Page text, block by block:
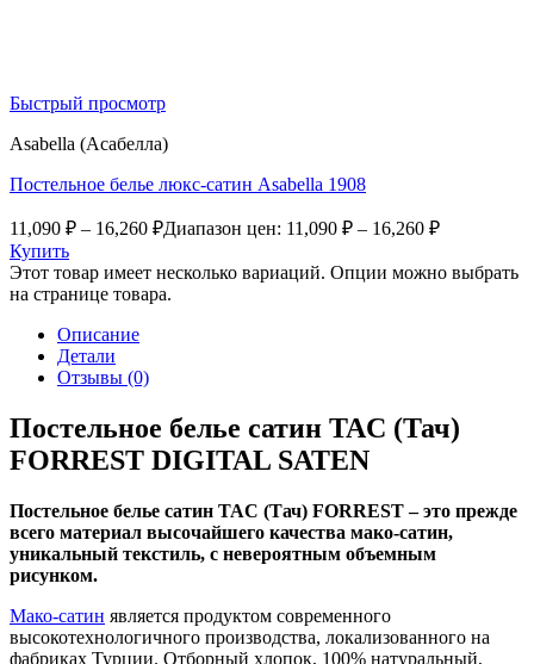
Быстрый просмотр
Asabella (Асабелла)
Постельное белье люкс-сатин Asabella 1908
11,090 ₽ – 16,260 ₽Диапазон цен: 11,090 ₽ – 16,260 ₽
Купить
Этот товар имеет несколько вариаций. Опции можно выбрать
на странице товара.
Описание
Детали
Отзывы (0)
Постельное белье сатин TAC (Тач)
FORREST DIGITAL SATEN
Постельное белье сатин TAC (Тач) FORREST – это прежде
всего материал высочайшего качества мако-сатин,
уникальный текстиль, с невероятным объемным
рисунком.
Мако-сатин является продуктом современного
высокотехнологичного производства, локализованного на
фабриках Турции. Отборный хлопок, 100% натуральный,